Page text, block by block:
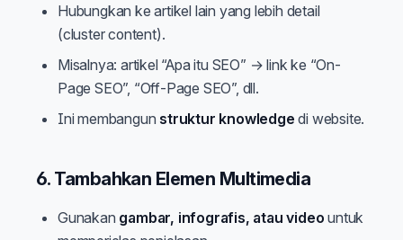
Hubungkan ke artikel lain yang lebih detail
(cluster content).
Misalnya: artikel “Apa itu SEO” → link ke “On-
Page SEO”, “Off-Page SEO”, dll.
Ini membangun struktur knowledge di website.
6. Tambahkan Elemen Multimedia
Gunakan gambar, infografis, atau video untuk